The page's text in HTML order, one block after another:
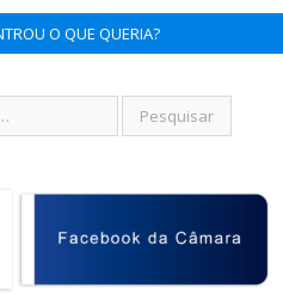
O QUE QUERIA?